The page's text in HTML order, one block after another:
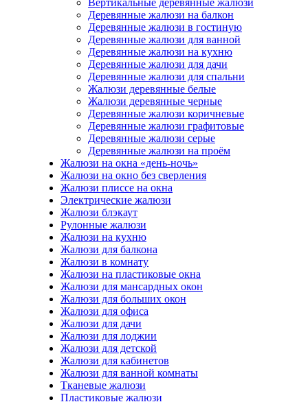
Вертикальные деревянные жалюзи
Деревянные жалюзи на балкон
Деревянные жалюзи в гостиную
Деревянные жалюзи для ванной
Деревянные жалюзи на кухню
Деревянные жалюзи для дачи
Деревянные жалюзи для спальни
Жалюзи деревянные белые
Жалюзи деревянные черные
Деревянные жалюзи коричневые
Деревянные жалюзи графитовые
Деревянные жалюзи серые
Деревянные жалюзи на проём
Жалюзи на окна «день-ночь»
Жалюзи на окно без сверления
Жалюзи плиссе на окна
Электрические жалюзи
Жалюзи блэкаут
Рулонные жалюзи
Жалюзи на кухню
Жалюзи для балкона
Жалюзи в комнату
Жалюзи на пластиковые окна
Жалюзи для мансардных окон
Жалюзи для больших окон
Жалюзи для офиса
Жалюзи для дачи
Жалюзи для лоджии
Жалюзи для детской
Жалюзи для кабинетов
Жалюзи для ванной комнаты
Тканевые жалюзи
Пластиковые жалюзи